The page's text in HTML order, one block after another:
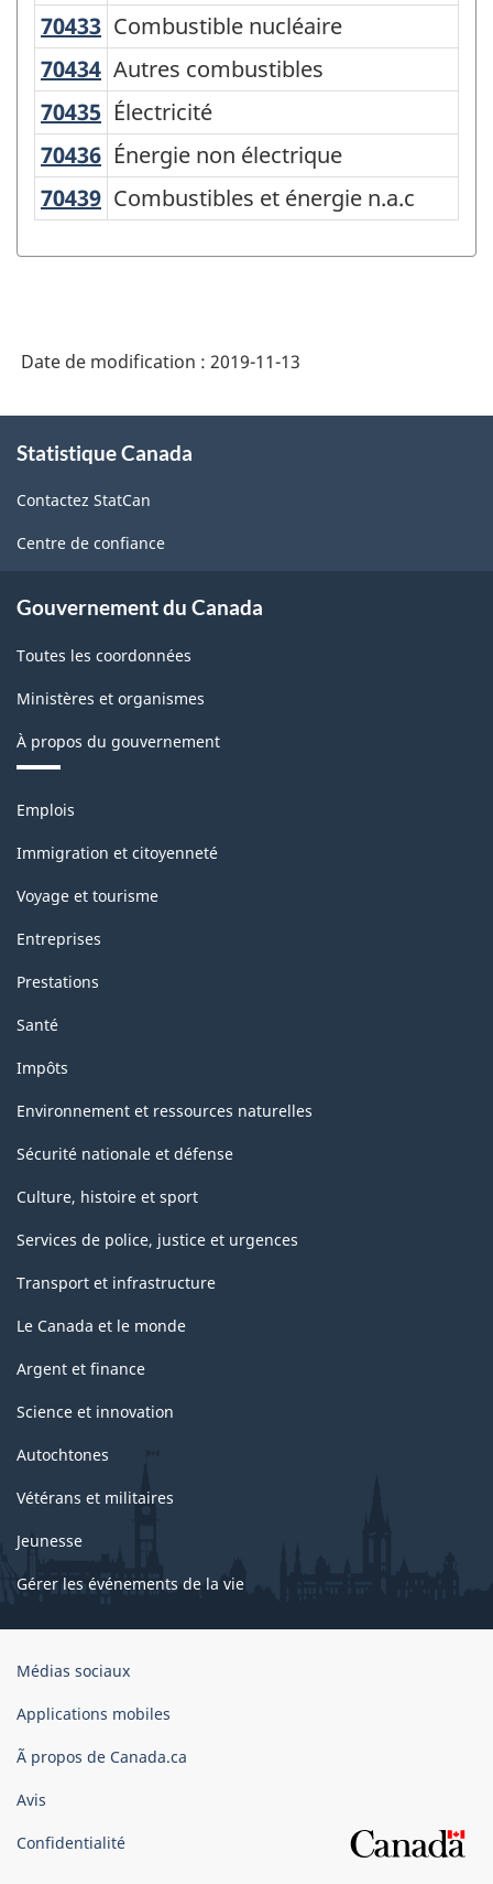
des
fonctions
des
administrations
publiques
(CCFAP)
classification
70433 Combustible nucléaire
Combustible nucléaire
70434 Autres combustibles
Autres combustibles
70435 Électricité
Électricité
70436 Énergie non électrique
Énergie non électrique
70439 Combustibles et énergie n.a.c
Combustibles et énergie n.a.c
Date de modification : 2019-11-13
propos
ce
site
Statistique Canada
Contactez StatCan
Centre de confiance
Gouvernement du Canada
Toutes les coordonnées
Ministères et organismes
À propos du gouvernement
Thèmes
sujets
Emplois
Immigration et citoyenneté
Voyage et tourisme
Entreprises
Prestations
Santé
Impôts
Environnement et ressources naturelles
Sécurité nationale et défense
Culture, histoire et sport
Services de police, justice et urgences
Transport et infrastructure
Le Canada et le monde
Argent et finance
Science et innovation
Autochtones
Vétérans et militaires
Jeunesse
Gérer les événements de la vie
Organisation
gouvernement
Canada
Médias sociaux
Applications mobiles
Ã propos de Canada.ca
Avis
Confidentialité